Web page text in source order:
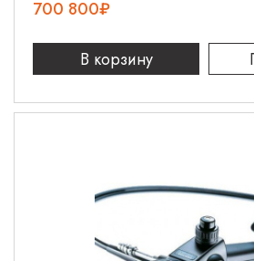
700 800₽
В корзину